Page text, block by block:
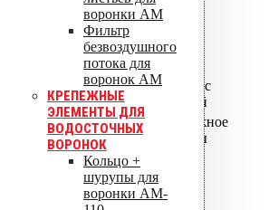
воронки AM
Фильтр
безвоздушного
потока для
воронок AM
КРЕПЕЖНЫЕ
ЭЛЕМЕНТЫ ДЛЯ
ВОДОСТОЧНЫХ
ВОРОНОК
Кольцо +
шурупы для
воронки AM-
630 мм
Protan
тёмно-серый
корпуса
Полипропилен с
теплоизоляцией
Комплектация
Фланец, крепёжное
кольцо, шурупы
Применение